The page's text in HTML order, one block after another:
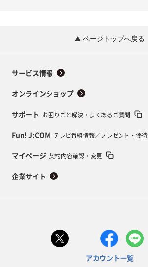
ページトップへ戻る
サービス情報
オンラインショップ
サポート お困りごと解決・よくあるご質問
Fun! J:COM テレビ番組情報／プレゼント・優待
マイページ 契約内容確認・変更
企業サイト
アカウント一覧